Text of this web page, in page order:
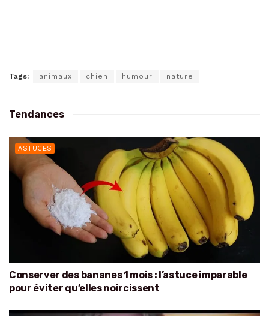
Tags: animaux chien humour nature
Tendances
ASTUCES
Conserver des bananes 1 mois : l’astuce imparable
pour éviter qu’elles noircissent